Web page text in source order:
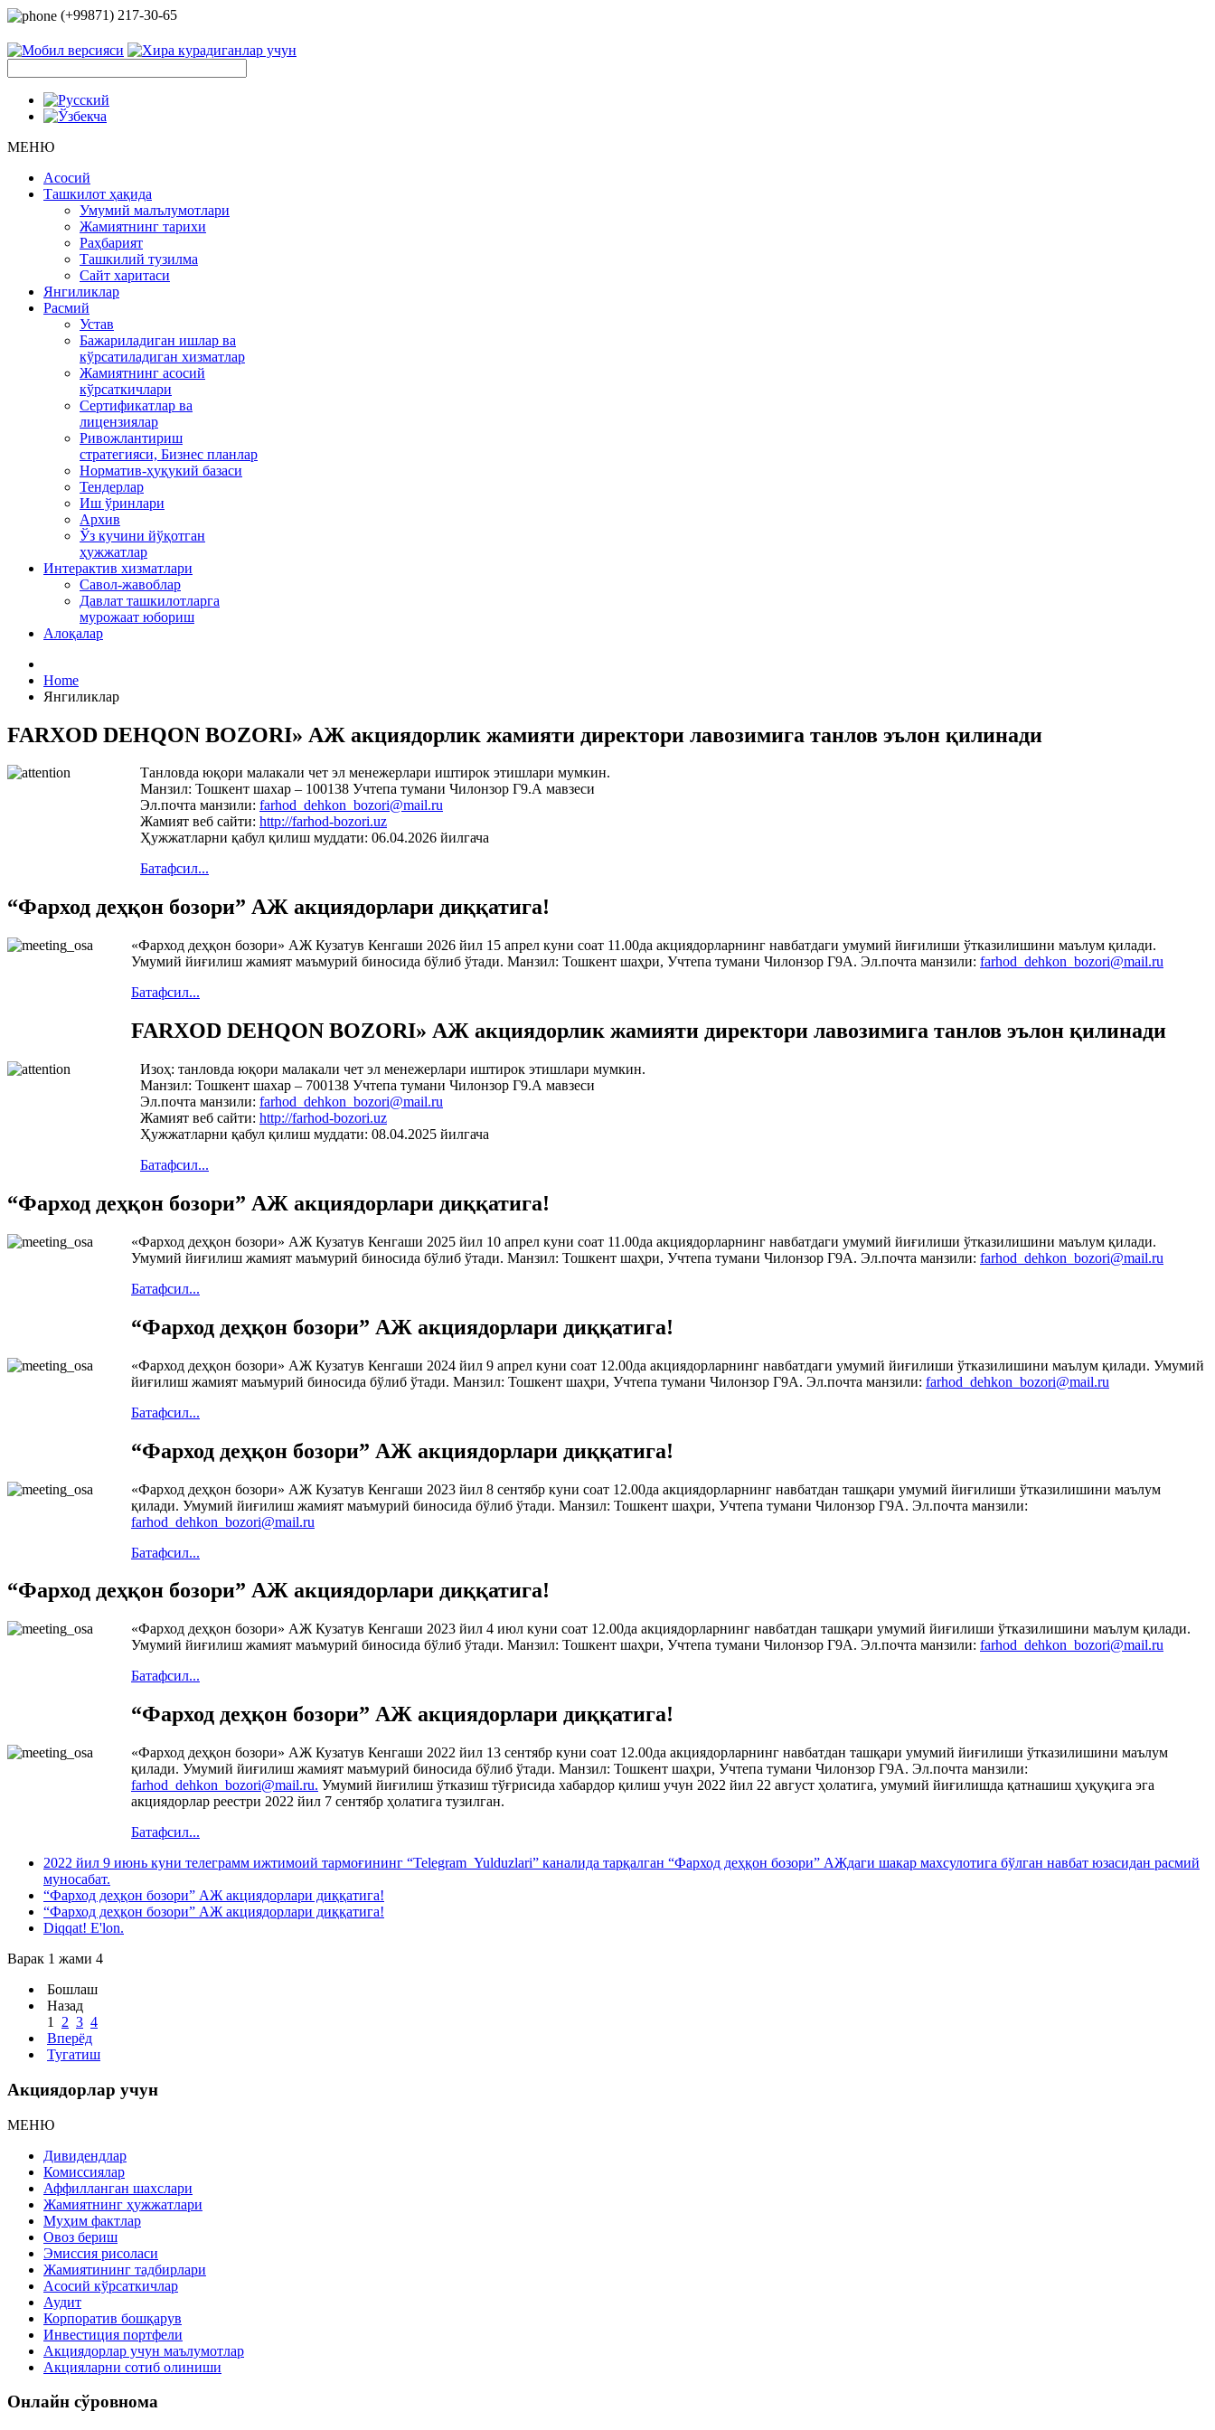
(+99871) 217-30-65
МЕНЮ
Асосий
Ташкилот ҳақида
Умумий малълумотлари
Жамиятнинг тарихи
Раҳбарият
Ташкилий тузилма
Сайт харитаси
Янгиликлар
Расмий
Устав
Бажариладиган ишлар ва
кўрсатиладиган хизматлар
Жамиятнинг асосий
кўрсаткичлари
Сертификатлар ва
лицензиялар
Ривожлантириш
стратегияси, Бизнес планлар
Норматив-ҳуқукий базаси
Тендерлар
Иш ўринлари
Архив
Ўз кучини йўқотган
ҳужжатлар
Интерактив хизматлари
Савол-жавоблар
Давлат ташкилотларга
мурожаат юбориш
Алоқалар
Home
Янгиликлар
FARXOD DEHQON BOZORI» АЖ акциядорлик жамияти директори лавозимига танлов эълон қилинади
Танловда юқори малакали чет эл менежерлари иштирок этишлари мумкин.
Манзил: Тошкент шахар – 100138 Учтепа тумани Чилонзор Г9.А мавзеси
Эл.почта манзили: farhod_dehkon_bozori@mail.ru
Жамият веб сайти: http://farhod-bozori.uz
Ҳужжатларни қабул қилиш муддати: 06.04.2026 йилгача
Батафсил...
“Фарход деҳқон бозори” АЖ акциядорлари диққатига!
«Фарход деҳқон бозори» АЖ Кузатув Кенгаши 2026 йил 15 апрел куни соат 11.00да акциядорларнинг навбатдаги умумий йиғилиши ўтказилишини маълум қилади.
Умумий йиғилиш жамият маъмурий биносида бўлиб ўтади. Манзил: Тошкент шаҳри, Учтепа тумани Чилонзор Г9А. Эл.почта манзили: farhod_dehkon_bozori@mail.ru
Батафсил...
FARXOD DEHQON BOZORI» АЖ акциядорлик жамияти директори лавозимига танлов эълон қилинади
Изоҳ: танловда юқори малакали чет эл менежерлари иштирок этишлари мумкин.
Манзил: Тошкент шахар – 700138 Учтепа тумани Чилонзор Г9.А мавзеси
Эл.почта манзили: farhod_dehkon_bozori@mail.ru
Жамият веб сайти: http://farhod-bozori.uz
Ҳужжатларни қабул қилиш муддати: 08.04.2025 йилгача
Батафсил...
“Фарход деҳқон бозори” АЖ акциядорлари диққатига!
«Фарход деҳқон бозори» АЖ Кузатув Кенгаши 2025 йил 10 апрел куни соат 11.00да акциядорларнинг навбатдаги умумий йиғилиши ўтказилишини маълум қилади.
Умумий йиғилиш жамият маъмурий биносида бўлиб ўтади. Манзил: Тошкент шаҳри, Учтепа тумани Чилонзор Г9А. Эл.почта манзили: farhod_dehkon_bozori@mail.ru
Батафсил...
“Фарход деҳқон бозори” АЖ акциядорлари диққатига!
«Фарход деҳқон бозори» АЖ Кузатув Кенгаши 2024 йил 9 апрел куни соат 12.00да акциядорларнинг навбатдаги умумий йиғилиши ўтказилишини маълум қилади. Умумий
йиғилиш жамият маъмурий биносида бўлиб ўтади. Манзил: Тошкент шаҳри, Учтепа тумани Чилонзор Г9А. Эл.почта манзили: farhod_dehkon_bozori@mail.ru
Батафсил...
“Фарход деҳқон бозори” АЖ акциядорлари диққатига!
«Фарход деҳқон бозори» АЖ Кузатув Кенгаши 2023 йил 8 сентябр куни соат 12.00да акциядорларнинг навбатдан ташқари умумий йиғилиши ўтказилишини маълум
қилади. Умумий йиғилиш жамият маъмурий биносида бўлиб ўтади. Манзил: Тошкент шаҳри, Учтепа тумани Чилонзор Г9А. Эл.почта манзили:
farhod_dehkon_bozori@mail.ru
Батафсил...
“Фарход деҳқон бозори” АЖ акциядорлари диққатига!
«Фарход деҳқон бозори» АЖ Кузатув Кенгаши 2023 йил 4 июл куни соат 12.00да акциядорларнинг навбатдан ташқари умумий йиғилиши ўтказилишини маълум қилади.
Умумий йиғилиш жамият маъмурий биносида бўлиб ўтади. Манзил: Тошкент шаҳри, Учтепа тумани Чилонзор Г9А. Эл.почта манзили: farhod_dehkon_bozori@mail.ru
Батафсил...
“Фарход деҳқон бозори” АЖ акциядорлари диққатига!
«Фарход деҳқон бозори» АЖ Кузатув Кенгаши 2022 йил 13 сентябр куни соат 12.00да акциядорларнинг навбатдан ташқари умумий йиғилиши ўтказилишини маълум
қилади. Умумий йиғилиш жамият маъмурий биносида бўлиб ўтади. Манзил: Тошкент шаҳри, Учтепа тумани Чилонзор Г9А. Эл.почта манзили:
farhod_dehkon_bozori@mail.ru. Умумий йиғилиш ўтказиш тўғрисида хабардор қилиш учун 2022 йил 22 август ҳолатига, умумий йиғилишда қатнашиш ҳуқуқига эга
акциядорлар реестри 2022 йил 7 сентябр ҳолатига тузилган.
Батафсил...
2022 йил 9 июнь куни телеграмм ижтимоий тармоғининг “Telegram_Yulduzlari” каналида тарқалган “Фарход деҳқон бозори” АЖдаги шакар махсулотига бўлган навбат юзасидан расмий
муносабат.
“Фарход деҳқон бозори” АЖ акциядорлари диққатига!
“Фарход деҳқон бозори” АЖ акциядорлари диққатига!
Diqqat! E'lon.
Варак 1 жами 4
Бошлаш
Назад
1
2 3 4
Вперёд
Тугатиш
Акциядорлар учун
МЕНЮ
Дивидендлар
Комиссиялар
Аффилланган шахслари
Жамиятнинг ҳужжатлари
Муҳим фактлар
Овоз бериш
Эмиссия рисоласи
Жамиятининг тадбирлари
Асосий кўрсаткичлар
Аудит
Корпоратив бошқарув
Инвестиция портфели
Акциядорлар учун маълумотлар
Акцияларни сотиб олиниши
Онлайн сўровнома